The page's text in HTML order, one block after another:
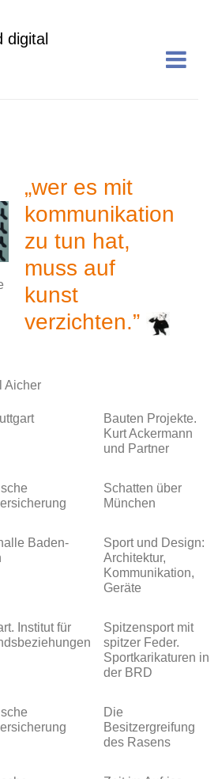
digital
„wer es mit
kommunikation
zu tun hat,
muss auf
kunst
verzichten.”
Aicher
Bauten Projekte.
Kurt Ackermann
und Partner
Schatten über
München
Baden-
Sport und Design:
Architektur,
Kommunikation,
Geräte
Institut für
Spitzensport mit
spitzer Feder.
Sportkarikaturen in
der BRD
Die
Besitzergreifung
des Rasens